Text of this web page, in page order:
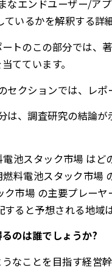
なエンドユーザー/ア
いるかを解釈する詳
トのこの部分では、
てています。
セクションでは、レポ
は、調査研究の結論が
池スタック市場 はど
料電池スタック市場
市場 の主要プレーヤ
ると予想される地域
のは誰でしょうか?
なことを目指す経営